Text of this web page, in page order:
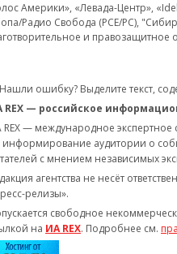
Америки», «Левада-Центр»,
Радио Свобода (PCE/PC),
и
Нашли ошибку? Выделите текст,
REX — российское
REX — международное
информирование аудитории о
с мнением независимых
агентства не несёт
релизы».
свободное
на ИА REX. Подробнее см.